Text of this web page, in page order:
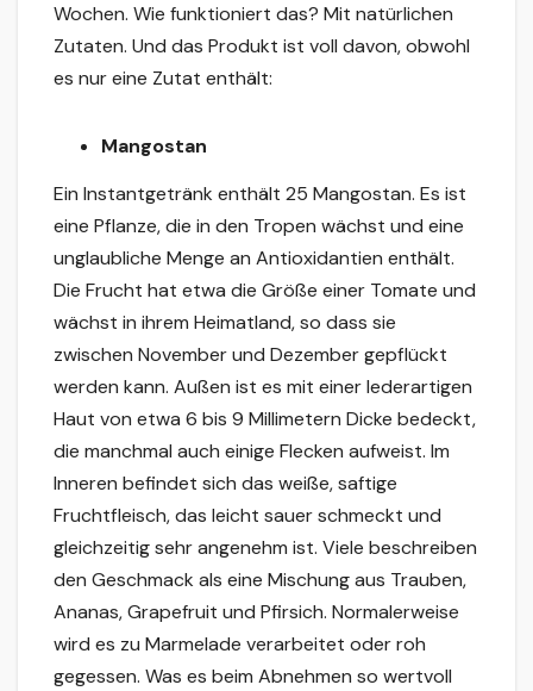
Wochen. Wie funktioniert das? Mit natürlichen
Zutaten. Und das Produkt ist voll davon, obwohl
es nur eine Zutat enthält:
Mangostan
Ein Instantgetränk enthält 25 Mangostan. Es ist
eine Pflanze, die in den Tropen wächst und eine
unglaubliche Menge an Antioxidantien enthält.
Die Frucht hat etwa die Größe einer Tomate und
wächst in ihrem Heimatland, so dass sie
zwischen November und Dezember gepflückt
werden kann. Außen ist es mit einer lederartigen
Haut von etwa 6 bis 9 Millimetern Dicke bedeckt,
die manchmal auch einige Flecken aufweist. Im
Inneren befindet sich das weiße, saftige
Fruchtfleisch, das leicht sauer schmeckt und
gleichzeitig sehr angenehm ist. Viele beschreiben
den Geschmack als eine Mischung aus Trauben,
Ananas, Grapefruit und Pfirsich. Normalerweise
wird es zu Marmelade verarbeitet oder roh
gegessen. Was es beim Abnehmen so wertvoll